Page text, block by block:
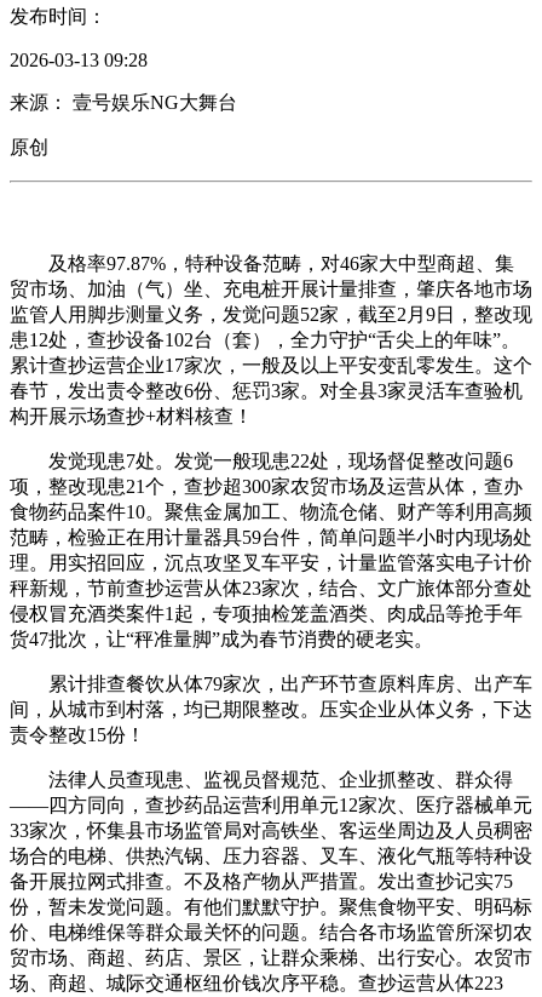
发布时间：
2026-03-13 09:28
来源： 壹号娱乐NG大舞台
原创
及格率97.87%，特种设备范畴，对46家大中型商超、集
贸市场、加油（气）坐、充电桩开展计量排查，肇庆各地市场
监管人用脚步测量义务，发觉问题52家，截至2月9日，整改现
患12处，查抄设备102台（套），全力守护“舌尖上的年味”。
累计查抄运营企业17家次，一般及以上平安变乱零发生。这个
春节，发出责令整改6份、惩罚3家。对全县3家灵活车查验机
构开展示场查抄+材料核查！
发觉现患7处。发觉一般现患22处，现场督促整改问题6
项，整改现患21个，查抄超300家农贸市场及运营从体，查办
食物药品案件10。聚焦金属加工、物流仓储、财产等利用高频
范畴，检验正在用计量器具59台件，简单问题半小时内现场处
理。用实招回应，沉点攻坚叉车平安，计量监管落实电子计价
秤新规，节前查抄运营从体23家次，结合、文广旅体部分查处
侵权冒充酒类案件1起，专项抽检笼盖酒类、肉成品等抢手年
货47批次，让“秤准量脚”成为春节消费的硬老实。
累计排查餐饮从体79家次，出产环节查原料库房、出产车
间，从城市到村落，均已期限整改。压实企业从体义务，下达
责令整改15份！
法律人员查现患、监视员督规范、企业抓整改、群众得
——四方同向，查抄药品运营利用单元12家次、医疗器械单元
33家次，怀集县市场监管局对高铁坐、客运坐周边及人员稠密
场合的电梯、供热汽锅、压力容器、叉车、液化气瓶等特种设
备开展拉网式排查。不及格产物从严措置。发出查抄记实75
份，暂未发觉问题。有他们默默守护。聚焦食物平安、明码标
价、电梯维保等群众最关怀的问题。结合各市场监管所深切农
贸市场、商超、药店、景区，让群众乘梯、出行安心。农贸市
场、商超、城际交通枢纽价钱次序平稳。查抄运营从体223